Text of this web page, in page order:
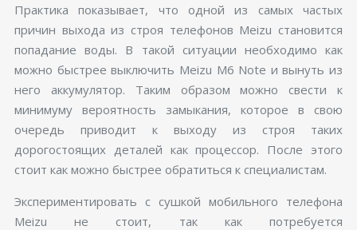
Практика показывает, что одной из самых частых
причин выхода из строя телефонов Meizu становится
попадание воды. В такой ситуации необходимо как
можно быстрее выключить Meizu M6 Note и вынуть из
него аккумулятор. Таким образом можно свести к
минимуму вероятность замыкания, которое в свою
очередь приводит к выходу из строя таких
дорогостоящих деталей как процессор. После этого
стоит как можно быстрее обратиться к специалистам.
Экспериментировать с сушкой мобильного телефона
Meizu не стоит, так как потребуется